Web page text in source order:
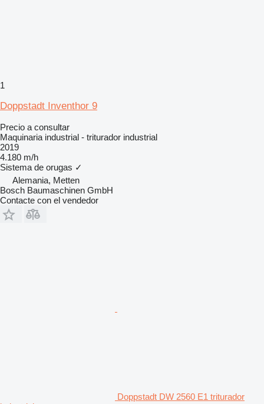
1
Doppstadt Inventhor 9
Precio a consultar
Maquinaria industrial - triturador industrial
2019
4.180 m/h
Sistema de orugas ✓
Alemania, Metten
Bosch Baumaschinen GmbH
Contacte con el vendedor
Doppstadt DW 2560 E1 triturador